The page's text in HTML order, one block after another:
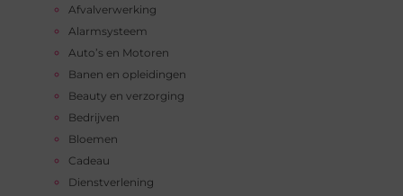
Afvalverwerking
Alarmsysteem
Auto’s en Motoren
Banen en opleidingen
Beauty en verzorging
Bedrijven
Bloemen
Cadeau
Dienstverlening